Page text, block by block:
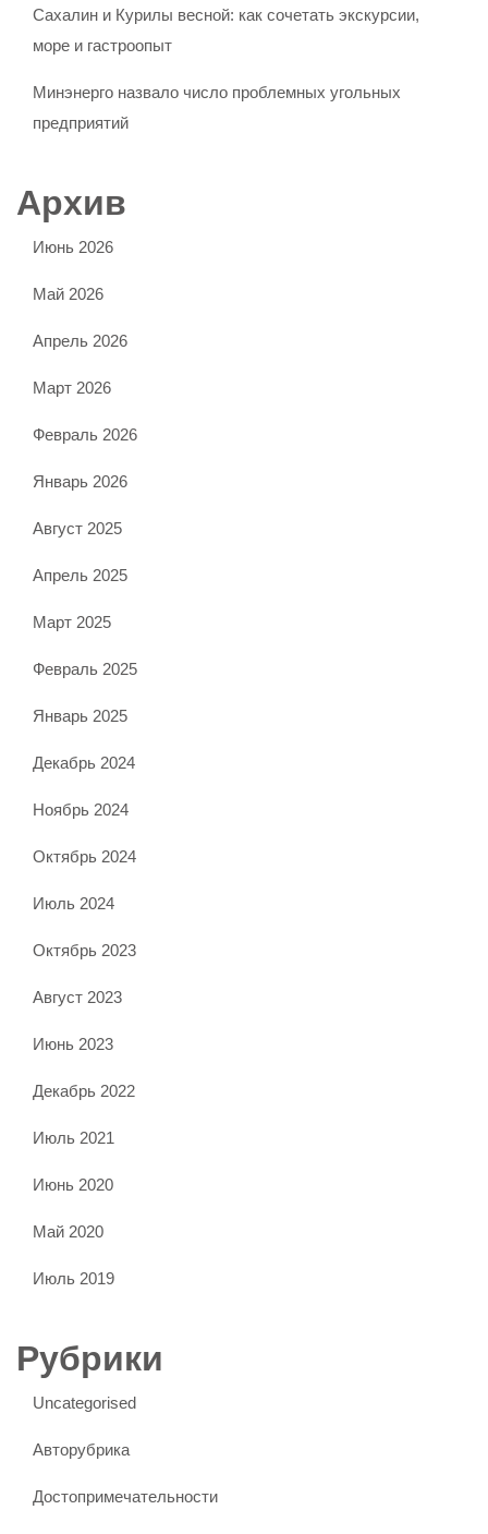
Сахалин и Курилы весной: как сочетать экскурсии,
море и гастроопыт
Минэнерго назвало число проблемных угольных
предприятий
Архив
Июнь 2026
Май 2026
Апрель 2026
Март 2026
Февраль 2026
Январь 2026
Август 2025
Апрель 2025
Март 2025
Февраль 2025
Январь 2025
Декабрь 2024
Ноябрь 2024
Октябрь 2024
Июль 2024
Октябрь 2023
Август 2023
Июнь 2023
Декабрь 2022
Июль 2021
Июнь 2020
Май 2020
Июль 2019
Рубрики
Uncategorised
Авторубрика
Достопримечательности